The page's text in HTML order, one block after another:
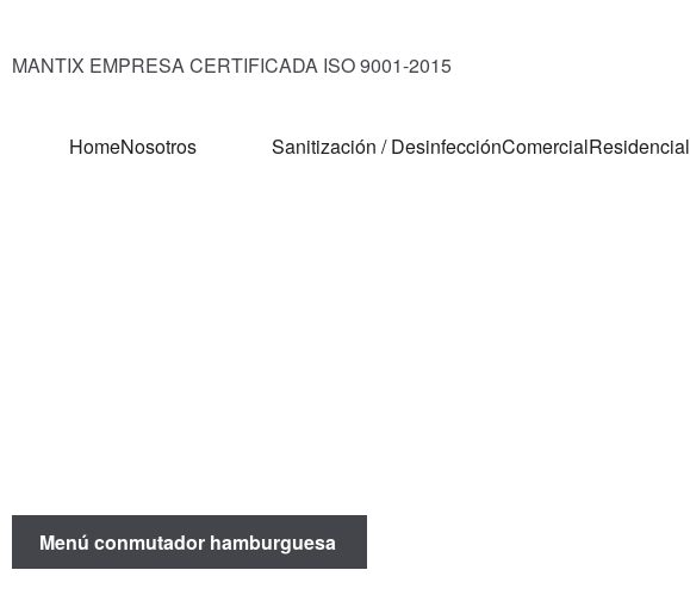
MANTIX EMPRESA CERTIFICADA ISO 9001-2015
HomeNosotros Sanitización / DesinfecciónComercialResidencial
Menú conmutador hamburguesa